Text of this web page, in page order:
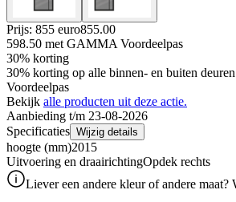
Prijs: 855 euro855.00
598.50 met GAMMA Voordeelpas
30% korting
30% korting op alle binnen- en buiten
Voordeelpas
Bekijk alle producten uit deze actie.
Aanbieding t/m 23-08-2026
Specificaties Wijzig details
hoogte (mm)2015
Uitvoering en draairichtingOpdek rechts
Liever een andere kleur of andere maat?